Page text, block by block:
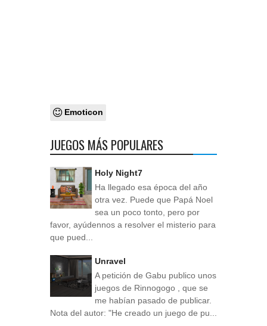
Emoticon
JUEGOS MÁS POPULARES
Holy Night7
Ha llegado esa época del año
otra vez. Puede que Papá Noel
sea un poco tonto, pero por
favor, ayúdennos a resolver el misterio para
que pued...
Unravel
A petición de Gabu publico unos
juegos de Rinnogogo , que se
me habían pasado de publicar.
Nota del autor: "He creado un juego de pu...